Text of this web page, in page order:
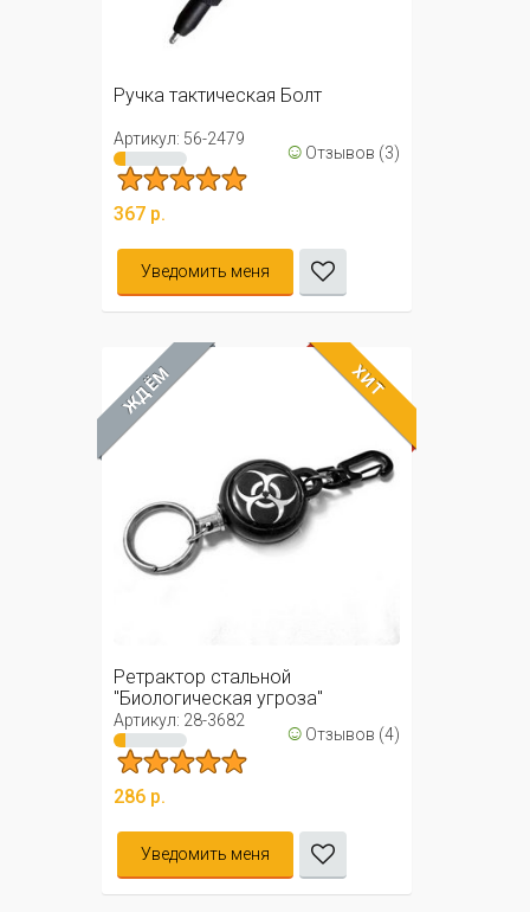
Ручка тактическая Болт
Артикул: 56-2479 ☺ Отзывов (3)
367 р.
Уведомить меня
ЖДЁМ ХИТ
Ретрактор стальной
"Биологическая угроза"
Артикул: 28-3682 ☺ Отзывов (4)
286 р.
Уведомить меня